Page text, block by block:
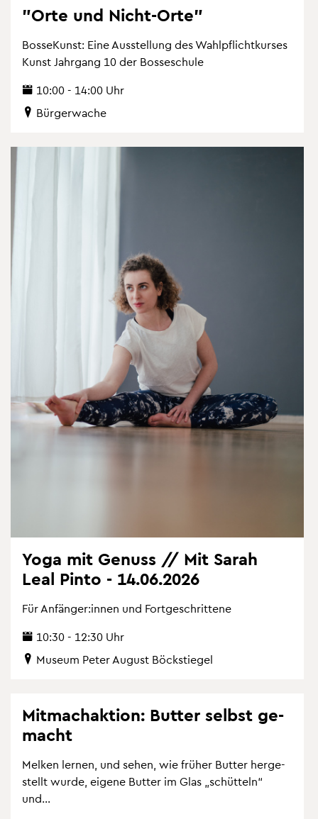
"Orte und Nicht-Orte"
Bos­se­Kunst: Eine Aus­stel­lung des Wahl­pflicht­kur­ses
Kunst Jahr­gang 10 der Bos­se­schu­le
10:00 - 14:00 Uhr
Bür­ger­wa­che
Yoga mit Ge­nuss // Mit Sarah
Leal Pinto - 14.06.2026
Für An­fän­ger:innen und Fort­ge­schrit­te­ne
10:30 - 12:30 Uhr
Mu­se­um Peter Au­gust Böckstie­gel
Mit­mach­ak­ti­on: But­ter selbst ge­
macht
Mel­ken ler­nen, und sehen, wie frü­her But­ter her­ge­
stellt wurde, ei­ge­ne But­ter im Glas „schüt­teln“
und...